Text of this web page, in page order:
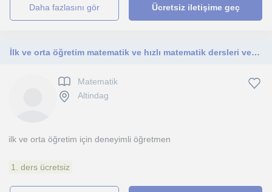
daha fazlasını gör Ücretsiz iletişime geç
İlk ve orta öğretim matematik ve hızlı matematik dersleri verilir
Matematik
Altindag
ilk ve orta öğretim için deneyimli öğretmen
1. ders ücretsiz